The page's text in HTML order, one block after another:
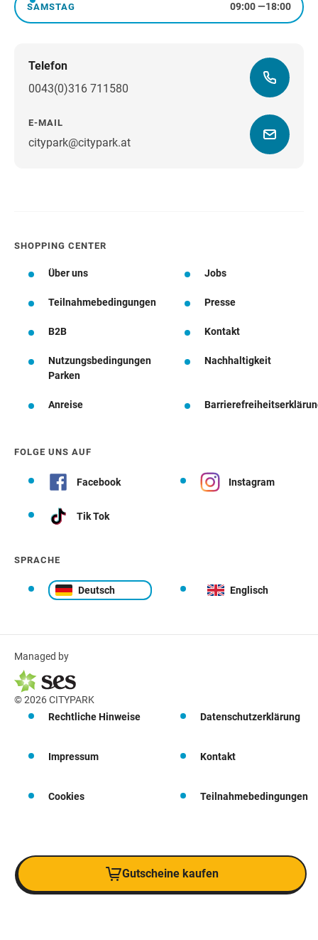
Samstag
SAMSTAG 09:00—18:00
Telefon
0043(0)316 711580
E-MAIL
citypark@citypark.atWegbeschreibung
SHOPPING CENTER
Über uns Jobs
Teilnahmebedingungen Presse
B2B Kontakt
Nutzungsbedingungen
Parken
Nachhaltigkeit
Anreise
FOLGE UNS AUF
Facebook Instagram
Tik Tok
SPRACHE
Deutsch Englisch
Managed by
© 2026 CITYPARK
Rechtliche Hinweise
Datenschutzerklärung
Impressum Kontakt
Cookies Teilnahmebedingungen
Gutscheine kaufen